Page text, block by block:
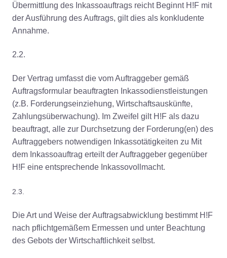
Übermittlung des Inkassoauftrags reicht Beginnt H!F mit
der Ausführung des Auftrags, gilt dies als konkludente
Annahme.
2.2.
Der Vertrag umfasst die vom Auftraggeber gemäß
Auftragsformular beauftragten Inkassodienstleistungen
(z.B. Forderungseinziehung, Wirtschaftsauskünfte,
Zahlungsüberwachung). Im Zweifel gilt H!F als dazu
beauftragt, alle zur Durchsetzung der Forderung(en) des
Auftraggebers notwendigen Inkassotätigkeiten zu Mit
dem Inkassoauftrag erteilt der Auftraggeber gegenüber
H!F eine entsprechende Inkassovollmacht.
2.3.
Die Art und Weise der Auftragsabwicklung bestimmt H!F
nach pflichtgemäßem Ermessen und unter Beachtung
des Gebots der Wirtschaftlichkeit selbst.